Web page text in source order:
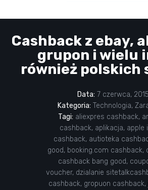
Cashback z ebay,
grupon i wielu
również polskich
Data: 7 czerwca, 2015
Kategoria: Technologia,
Tagi: aliexpres cashback,
cashback, aplikacja, apple
cashback, autioteka
good, booking.com cashback,
cashback bang good,
voucher, dzialanie
cashback, gropuon cashback,